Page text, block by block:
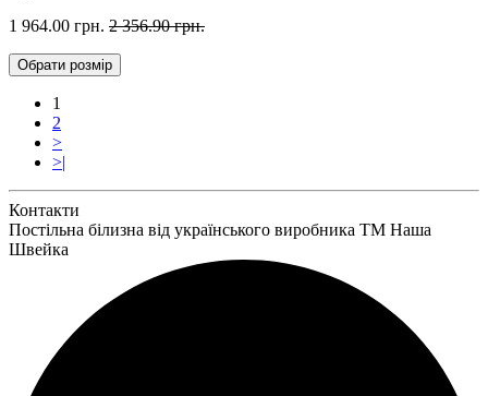
1 964.00 грн. 2 356.90 грн.
Обрати розмір
1
2
>
>|
Контакти
Постільна білизна від українського виробника ТМ Наша
Швейка